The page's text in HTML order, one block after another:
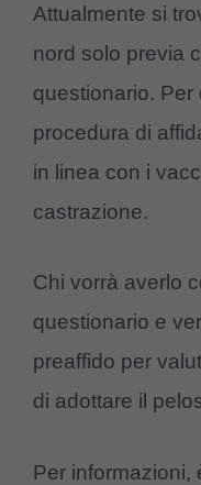
Attualmente si
nord solo previa
questionario. Per
procedura di
in linea con i
castrazione.
Chi vorrà averlo
questionario e
preaffido per
di adottare il
Per informazioni,